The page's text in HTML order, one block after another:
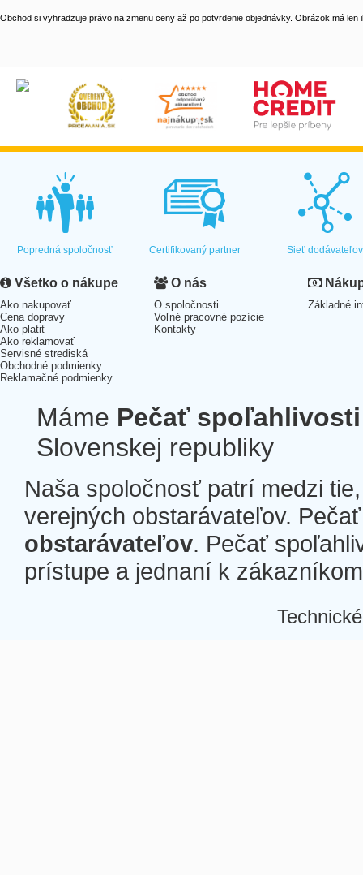
Obchod si vyhradzuje právo na zmenu ceny až po potvrdenie objednávky. Obrázok má len
Popredná spoločnosť Certifikovaný partner Sieť dodávateľov
Všetko o nákupe
Ako nakupovať
Cena dopravy
Ako platiť
Ako reklamovať
Servisné strediská
Obchodné podmienky
Reklamačné podmienky
O nás
O spoločnosti
Voľné pracovné pozície
Kontakty
Základné
Máme Pečať spoľahlivosti
Slovenskej republiky
Naša spoločnosť patrí medzi
verejných obstarávateľov.
obstarávateľov. Pečať
prístupe a jednaní k